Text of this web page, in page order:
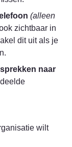
(alleen
zichtbaar in
dit uit als je
naar
wilt